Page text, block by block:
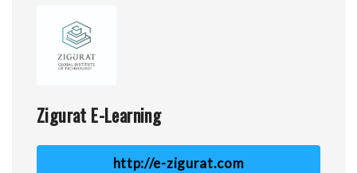
Zigurat E-Learning
http://e-zigurat.com